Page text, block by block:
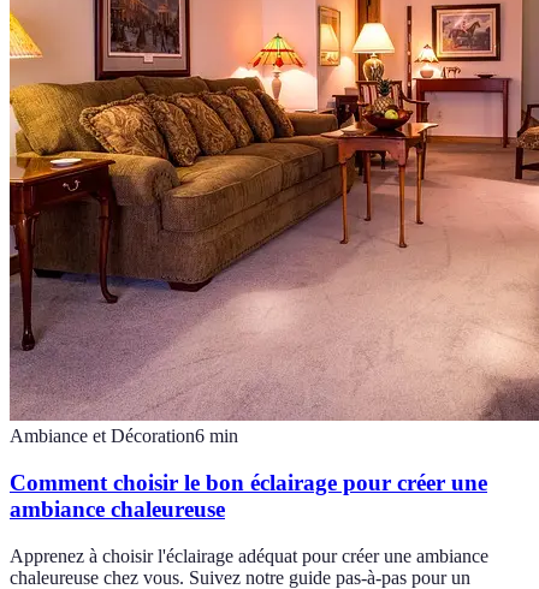
Ambiance et Décoration6 min
Comment choisir le bon éclairage pour créer une
ambiance chaleureuse
Apprenez à choisir l'éclairage adéquat pour créer une ambiance
chaleureuse chez vous. Suivez notre guide pas-à-pas pour un